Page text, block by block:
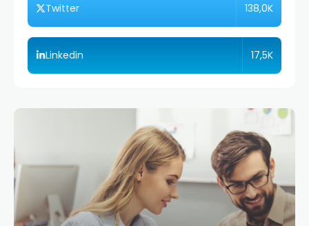
Twitter 138,0K
Linkedin 17,5K